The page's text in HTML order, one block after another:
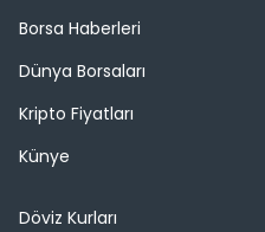
Borsa Haberleri
Dünya Borsaları
Kripto Fiyatları
Künye
Döviz Kurları